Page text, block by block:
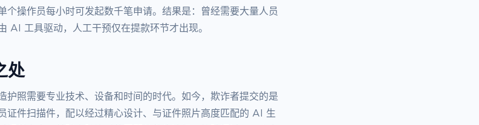
个操作员每小时可发起数千笔申请。结果是：曾经需要大量人员
AI 工具驱动，人工干预仅在提款环节才出现。
处
护照需要专业技术、设备和时间的时代。如今，欺诈者提交的是
证件扫描件，配以经过精心设计、与证件照片高度匹配的 AI 生